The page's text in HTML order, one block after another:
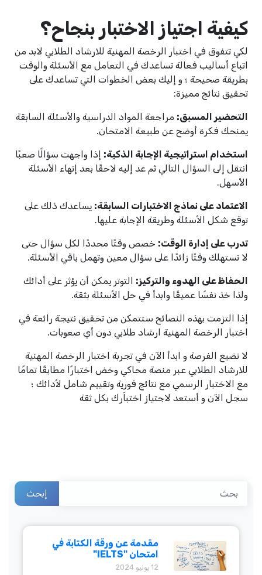
كيفية اجتياز الاختبار بنجاح؟
لكي تتفوق في اختبار الرخصة المهنية للارشاد الطلابي لابد من
اتباع أساليب فعالة تساعدك في التعامل مع الأسئلة والوقت
بطريقة صحيحة ؛ و إليك بعض الخطوات التي تساعدك على
تحقيق نتائج مميزة:
التحضير المسبق: مراجعة المواد الدراسية والأسئلة السابقة
يمنحك فكرة أوضح عن طبيعة الامتحان.
استخدام استراتيجية الإجابة الذكية: إذا واجهت سؤالًا صعبًا
انتقل إلى السؤال التالي ثم عد إليه لاحقًا بعد إنهاء الأسئلة
الأسهل.
الاعتماد على نماذج الاختبارات السابقة: يساعدك ذلك على
توقع شكل الأسئلة وطريقة الإجابة عليها.
تدرب على إدارة الوقت: خصص وقتًا محددًا لكل سؤال حتى
لا تستهلك وقتًا زائدًا على سؤال معين وتهمل باقي الأسئلة.
الحفاظ على الهدوء والتركيز: التوتر يمكن أن يؤثر على أدائك
ولذا خذ نفسًا عميقًا وابدأ في حل الأسئلة بثقة.
إذا التزمت بهذه النصائح ستتمكن من تحقيق نتيجة رائعة في
اختبار الرخصة المهنية ارشاد طلابي دون أي صعوبات.
لا تضيع الفرصة و ابدأ الآن في تجربة اختبار الرخصة المهنية
للارشاد الطلابي عبر منصة محاكي وخض اختبارًا مطابقًا تمامًا
مع الاختبار الرسمي مع نتائج فورية وتقييم شامل لأدائك ؛
سجل الآن و أستعد لاجتياز اختباَرك بكل ثقة
إبحث
مقدمة عن ورقة الكتابة في
امتحان "IELTS"
12 يونيو 2024